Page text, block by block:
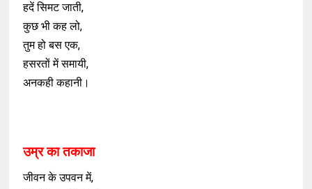
हदें सिमट जाती,
कुछ भी कह लो,
तुम हो बस एक,
हसरतों में समायी,
अनकही कहानी।
उम्र का तकाजा
जीवन के उपवन में,